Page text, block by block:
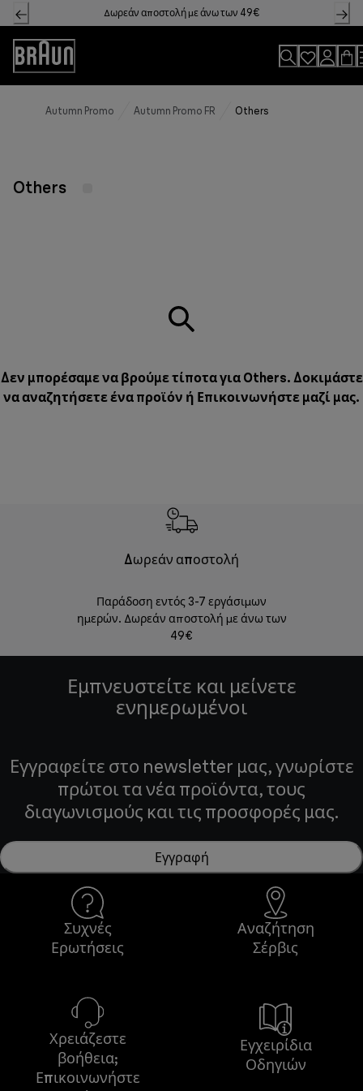
Skip
to
Content
Δωρεάν αποστολή με άνω των 49€
Accessibility
Statement
Autumn Promo Autumn Promo FR Others
Others
Δεν μπορέσαμε να βρούμε τίποτα για Others. Δοκιμάστε
να αναζητήσετε ένα προϊόν ή Επικοινωνήστε μαζί μας.
Δωρεάν αποστολή
Παράδοση εντός 3-7 εργάσιμων
ημερών. Δωρεάν αποστολή με άνω των
49€
Εμπνευστείτε και μείνετε
ενημερωμένοι
Εγγραφείτε στο newsletter μας, γνωρίστε
πρώτοι τα νέα προϊόντα, τους
διαγωνισμούς και τις προσφορές μας.
Εγγραφή
Συχνές
Ερωτήσεις
Αναζήτηση
Σέρβις
Χρειάζεστε
βοήθεια;
Επικοινωνήστε
Εγχειρίδια
Οδηγιών